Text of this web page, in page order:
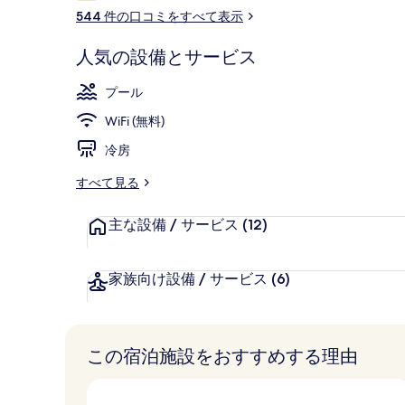
ラ
リ
ー
コ
ミ
544 件の口コミをすべて表示
人気の設備とサービス
プール
WiFi (無料)
冷房
すべて見る
主な設備 / サービス (12)
家族向け設備 / サービス (6)
この宿泊施設をおすすめする理由